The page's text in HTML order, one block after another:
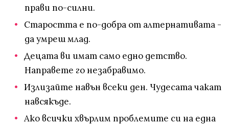
прави по-силни.
Старостта е по-добра от алтернативата -
да умреш млад.
Децата ви имат само едно детство.
Направете го незабравимо.
Излизайте навън всеки ден. Чудесата чакат
навсякъде.
Ако всички хвърлим проблемите си на една